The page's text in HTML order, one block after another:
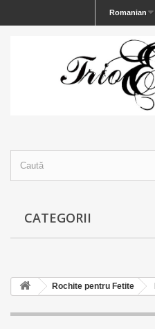
Romanian
CATEGORII
Rochite pentru Fetite